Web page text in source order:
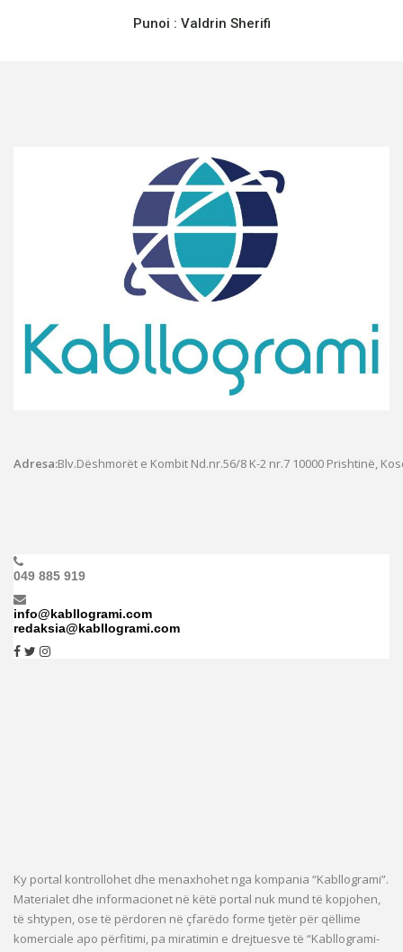
Punoi : Valdrin Sherifi
Adresa:Blv.Dëshmorët e Kombit Nd.nr.56/8 K-2 nr.7 10000 Prishtinë,
049 885 919
info@kabllogrami.com
redaksia@kabllogrami.com
Ky portal kontrollohet dhe menaxhohet nga kompania “Kabllogrami”.
Materialet dhe informacionet në këtë portal nuk mund të kopjohen,
të shtypen, ose të përdoren në çfarëdo forme tjetër për qëllime
komerciale apo përfitimi, pa miratimin e drejtuesve të “Kabllogrami-